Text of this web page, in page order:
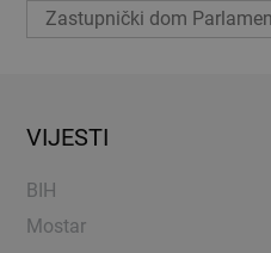
Zastupnički dom
VIJESTI
BIH
Mostar